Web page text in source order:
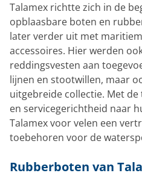
Talamex richtte zich in de
opblaasbare boten en
later verder uit met
accessoires. Hier werden
reddingsvesten aan
lijnen en stootwillen, maar
uitgebreide collectie. Met
en servicegerichtheid naar
Talamex voor velen een
toebehoren voor de
Rubberboten van